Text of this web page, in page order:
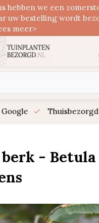
hebben we een
uw bestelling wordt
meer>
Google
- Betula